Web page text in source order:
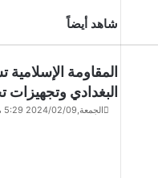
شاهد أيضاً
المقاومة
البغدادي
الجمعة,2024/02/09 5:29 مساءً